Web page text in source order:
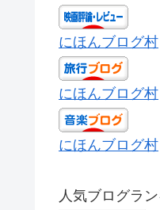
にほんブログ村
にほんブログ村
にほんブログ村
人気ブログラ